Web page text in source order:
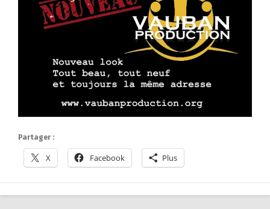
Partager :
X Facebook Plus